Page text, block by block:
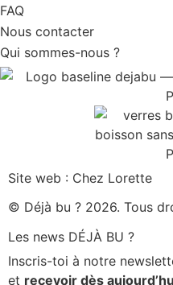
FAQ
Nous contacter
Qui sommes-nous ?
Site web : Chez Lorette
© Déjà bu ? 2026. Tous
Les news DÉJÀ BU ?
Inscris-toi à notre
et recevoir dès